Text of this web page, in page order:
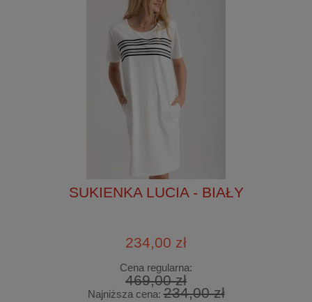
SUKIENKA LUCIA - BIAŁY
234,00 zł
Cena regularna:
469,00 zł
Najniższa cena:234,00 zł